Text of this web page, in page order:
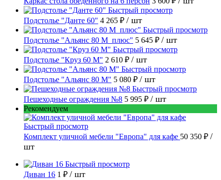
Быстрый просмотр
Подстолье "Данте 60" 4 265 ₽ / шт
Быстрый просмотр
Подстолье "Альянс 80 М_плюс" 5 645 ₽ / шт
Быстрый просмотр
Подстолье "Круз 60 М" 2 610 ₽ / шт
Быстрый просмотр
Подстолье "Альянс 80 М" 5 080 ₽ / шт
Быстрый просмотр
Пешеходные ограждения №8 5 995 ₽ / шт
Рекомендуем
Быстрый просмотр
Комплект уличной мебели "Европа" для кафе 50 350 ₽ /
шт
Быстрый просмотр
Диван 16 1 ₽ / шт